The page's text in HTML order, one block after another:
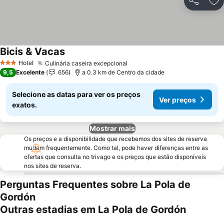
Partilhar
3 EstrelasHotel Culinária caseira excepcional
Bicis & VacasVer preços
9,5 Excelente 656 a 0.3 km de Centro da cidade
Selecione as datas para ver os preços
exatos.
Ver preços
Mostrar mais
Os preços e a disponibilidade que recebemos dos sites de reserva
mudam frequentemente. Como tal, pode haver diferenças entre as
ofertas que consulta no trivago e os preços que estão disponíveis
nos sites de reserva.
Perguntas Frequentes sobre La Pola de
Gordón
Outras estadias em La Pola de Gordón